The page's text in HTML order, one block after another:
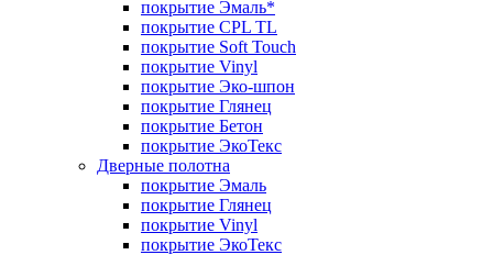
покрытие Эмаль*
покрытие CPL TL
покрытие Soft Touch
покрытие Vinyl
покрытие Эко-шпон
покрытие Глянец
покрытие Бетон
покрытие ЭкоТекс
Дверные полотна
покрытие Эмаль
покрытие Глянец
покрытие Vinyl
покрытие ЭкоТекс